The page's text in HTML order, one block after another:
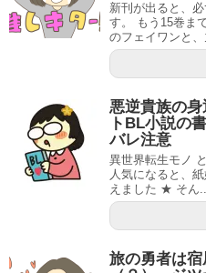
新刊が出ると、
す。 もう15巻ま
のフェイワンと
悪逆貴族の
トBL小説の
バレ注意
異世界転生モノ
人気になると、
えました ★ そん
旅の勇者は